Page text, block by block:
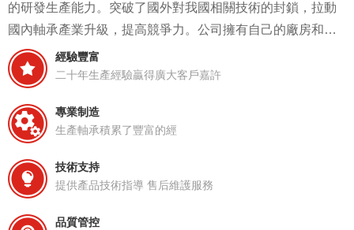
的研發生產能力。突破了國外對我國相關技術的封鎖，拉動
國內軸承產業升級，提高競爭力。公司擁有自己的廠房和生
產設備，滿足正常的研發以及生產需求。
經驗豐富
二十年生產經驗贏得廣大客戶嘉許
專業制造
生產軸承積累了豐富的經
技術支持
提供產品技術指導 售后維護服務
品質管控